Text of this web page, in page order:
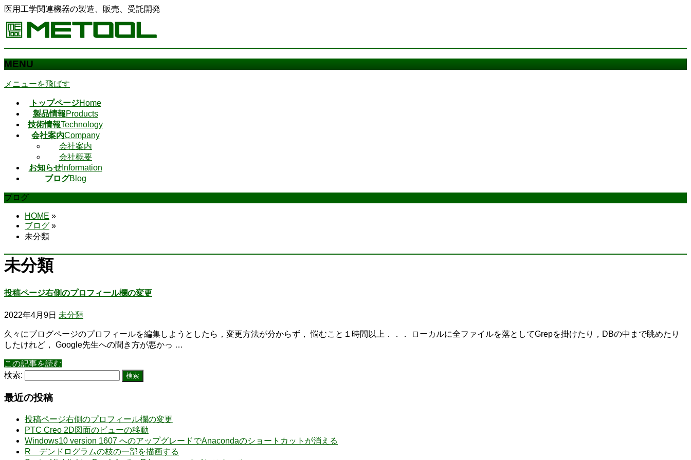
医用工学関連機器の製造、販売、受託開発
MENU
メニューを飛ばす
トップページHome
製品情報Products
技術情報Technology
会社案内Company
会社案内
会社概要
お知らせInformation
ブログBlog
ブログ
HOME »
ブログ »
未分類
未分類
投稿ページ右側のプロフィール欄の変更
2022年4月9日 未分類
久々にブログページのプロフィールを編集しようとしたら，変更方法が分からず， 悩むこと１時間以上．．． ローカルに全ファイルを落としてGrepを掛けたり，DBの中まで眺めたり
したけれど， Google先生への聞き方が悪かっ …
この記事を読む
検索:
最近の投稿
投稿ページ右側のプロフィール欄の変更
PTC Creo 2D図面のビューの移動
Windows10 version 1607 へのアップグレードでAnacondaのショートカットが消える
R デンドログラムの枝の一部を描画する